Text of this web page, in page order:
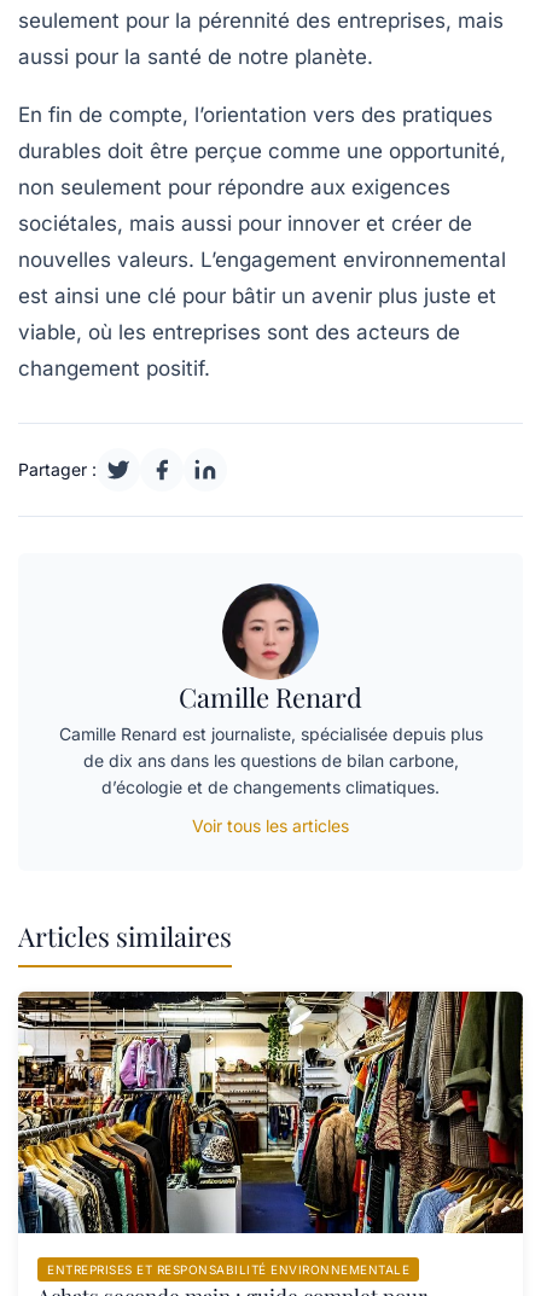
seulement pour la pérennité des entreprises, mais
aussi pour la santé de notre planète.
En fin de compte, l’orientation vers des pratiques
durables doit être perçue comme une opportunité,
non seulement pour répondre aux exigences
sociétales, mais aussi pour innover et créer de
nouvelles valeurs. L’engagement environnemental
est ainsi une clé pour bâtir un avenir plus juste et
viable, où les entreprises sont des acteurs de
changement positif.
Partager :
Camille Renard
Camille Renard est journaliste, spécialisée depuis plus
de dix ans dans les questions de bilan carbone,
d’écologie et de changements climatiques.
Voir tous les articles
Articles similaires
ENTREPRISES ET RESPONSABILITÉ ENVIRONNEMENTALE